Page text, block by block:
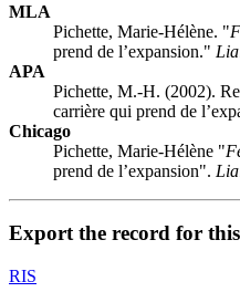
MLA
Pichette, Marie-Hélène. "
prend de l’expansion."
APA
Pichette, M.-H. (2002).
carrière qui prend de
Chicago
Pichette, Marie-Hélène "
prend de l’expansion".
Export the record for
RIS